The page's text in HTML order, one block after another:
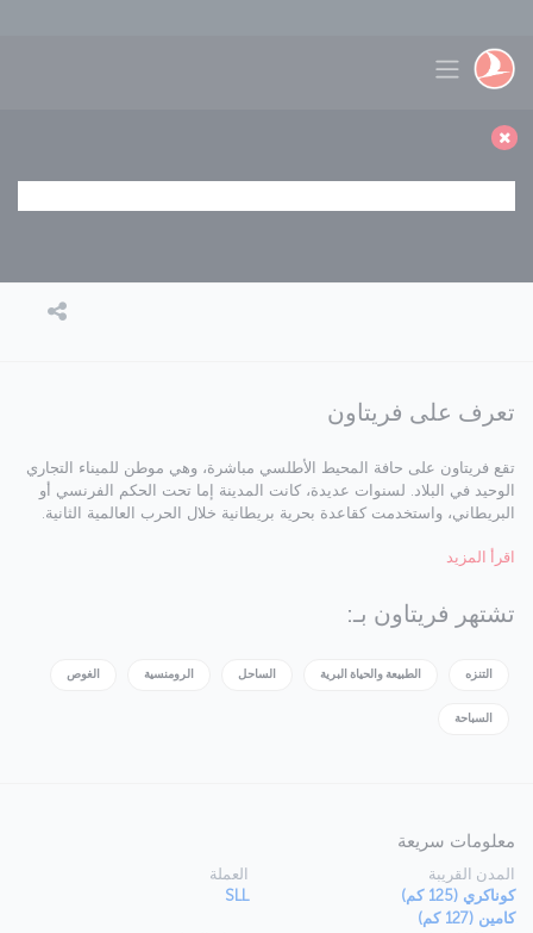
Toggle navigation
تعرف على فريتاون
تقع فريتاون على حافة المحيط الأطلسي مباشرة، وهي موطن للميناء التجاري
الوحيد في البلاد. لسنوات عديدة، كانت المدينة إما تحت الحكم الفرنسي أو
البريطاني، واستخدمت كقاعدة بحرية بريطانية خلال الحرب العالمية الثانية.
وأجوائها المفعمة بالحيوية تجعل من فريتاون مدينة رائعة للزيارة. تضم
حقا أن ترى هذه الحيوانات الأصيلة في بيئتها الطبيعية. بالطبع، الشواطئ
المذهلة ليست سيئة أيضا!
اقرأ المزيد
تشتهر فريتاون بـ:
التنزه الطبيعة والحياة البرية الساحل الرومنسية الغوص
السباحة
معلومات سريعة
المدن القريبة
كوناكري (125 كم)
كامين (127 كم)
العملة
SLL